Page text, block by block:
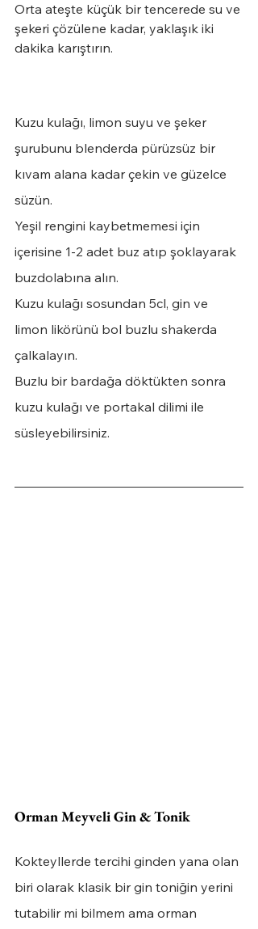
Orta ateşte küçük bir tencerede su ve
şekeri çözülene kadar, yaklaşık iki
dakika karıştırın.
Kuzu kulağı, limon suyu ve şeker
şurubunu blenderda pürüzsüz bir
kıvam alana kadar çekin ve güzelce
süzün.
Yeşil rengini kaybetmemesi için
içerisine 1-2 adet buz atıp şoklayarak
buzdolabına alın.
Kuzu kulağı sosundan 5cl, gin ve
limon likörünü bol buzlu shakerda
çalkalayın.
Buzlu bir bardağa döktükten sonra
kuzu kulağı ve portakal dilimi ile
süsleyebilirsiniz.
Orman Meyveli Gin & Tonik
Kokteyllerde tercihi ginden yana olan
biri olarak klasik bir gin toniğin yerini
tutabilir mi bilmem ama orman